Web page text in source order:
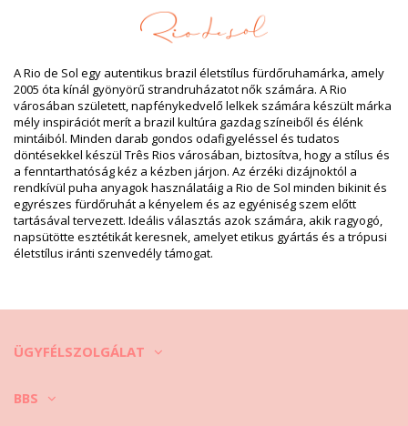
UV Protection: UPF 50+
Termék információ
Csomag tartalma: 1 x Egyrészes fürdőruhák (Egyéb
felszereléseket nem tartalmaz)
HS CODE: 6112.41.0010
SKU: 1981122862
EAN: XS (7899810338631), S (7899810338648), M (7899810338655),
L (7899810338662), XL (7899810338679)
Súly: 115g / 0.25lb / 4.06oz
Retusált képek
Mosási & ápolási utasítások
Ápolási utasítások a: Rio de Sol Nocciola Tropic
Szeretné élvezni az új bikinijét néhány szezonon keresztül? Ha igen,
bikinijét, de hogyan lehet ezt elérni?
Először is: kerülje a kemény felületeket. Amikor le akar ülni vagy
feküdni - mindig használjon törölközőt. Egyenes kontakt a felszínnel,
károsíthatják a fürdőruhája puha anyagát.
A Rio de Sol egy autentikus brazil életstílus fürdőruhamárka, amely
2005 óta kínál gyönyörű strandruházatot nők számára. A Rio
városában született, napfénykedvelő lelkek számára készült márka
mély inspirációt merít a brazil kultúra gazdag színeiből és élénk
mintáiból. Minden darab gondos odafigyeléssel és tudatos
döntésekkel készül Três Rios városában, biztosítva, hogy a stílus és
a fenntarthatóság kéz a kézben járjon. Az érzéki dizájnoktól a
rendkívül puha anyagok használatáig a Rio de Sol minden bikinit és
egyrészes fürdőruhát a kényelem és az egyéniség szem előtt
tartásával tervezett. Ideális választás azok számára, akik ragyogó,
napsütötte esztétikát keresnek, amelyet etikus gyártás és a trópusi
életstílus iránti szenvedély támogat.
ÜGYFÉLSZOLGÁLAT
BBS